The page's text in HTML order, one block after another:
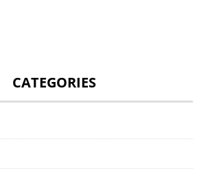
CATEGORIES